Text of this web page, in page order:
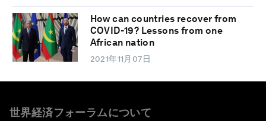
How can countries recover from
COVID-19? Lessons from one
African nation
2021年11月07日
世界経済フォーラムについて